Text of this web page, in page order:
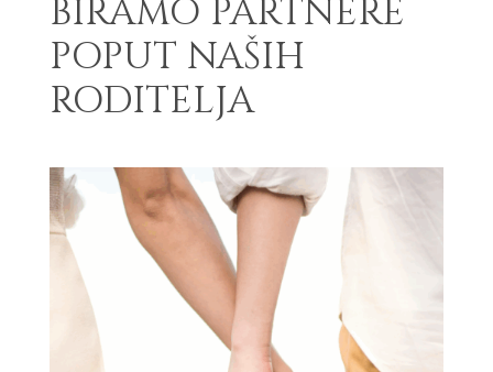
BIRAMO PARTNERE
POPUT NAŠIH
RODITELJA